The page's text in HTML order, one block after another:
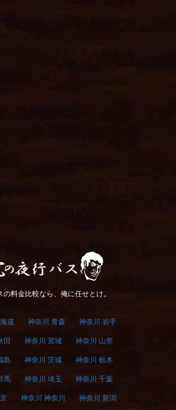
行バス
の料金比較なら、俺に任せとけ。
道 神奈川 青森 神奈川 岩手
田 神奈川 宮城 神奈川 山形
島 神奈川 茨城 神奈川 栃木
馬 神奈川 埼玉 神奈川 千葉
神奈川 神奈川 神奈川 新潟